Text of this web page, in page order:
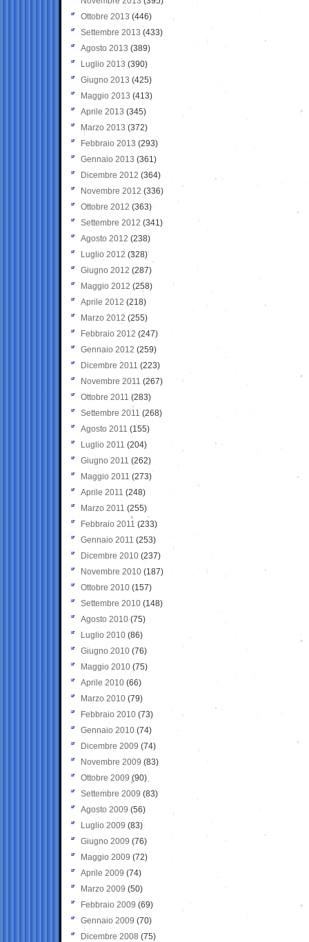
Ottobre 2013 (446)
Settembre 2013 (433)
Agosto 2013 (389)
Luglio 2013 (390)
Giugno 2013 (425)
Maggio 2013 (413)
Aprile 2013 (345)
Marzo 2013 (372)
Febbraio 2013 (293)
Gennaio 2013 (361)
Dicembre 2012 (364)
Novembre 2012 (336)
Ottobre 2012 (363)
Settembre 2012 (341)
Agosto 2012 (238)
Luglio 2012 (328)
Giugno 2012 (287)
Maggio 2012 (258)
Aprile 2012 (218)
Marzo 2012 (255)
Febbraio 2012 (247)
Gennaio 2012 (259)
Dicembre 2011 (223)
Novembre 2011 (267)
Ottobre 2011 (283)
Settembre 2011 (268)
Agosto 2011 (155)
Luglio 2011 (204)
Giugno 2011 (262)
Maggio 2011 (273)
Aprile 2011 (248)
Marzo 2011 (255)
Febbraio 2011 (233)
Gennaio 2011 (253)
Dicembre 2010 (237)
Novembre 2010 (187)
Ottobre 2010 (157)
Settembre 2010 (148)
Agosto 2010 (75)
Luglio 2010 (86)
Giugno 2010 (76)
Maggio 2010 (75)
Aprile 2010 (66)
Marzo 2010 (79)
Febbraio 2010 (73)
Gennaio 2010 (74)
Dicembre 2009 (74)
Novembre 2009 (83)
Ottobre 2009 (90)
Settembre 2009 (83)
Agosto 2009 (56)
Luglio 2009 (83)
Giugno 2009 (76)
Maggio 2009 (72)
Aprile 2009 (74)
Marzo 2009 (50)
Febbraio 2009 (69)
Gennaio 2009 (70)
Dicembre 2008 (75)